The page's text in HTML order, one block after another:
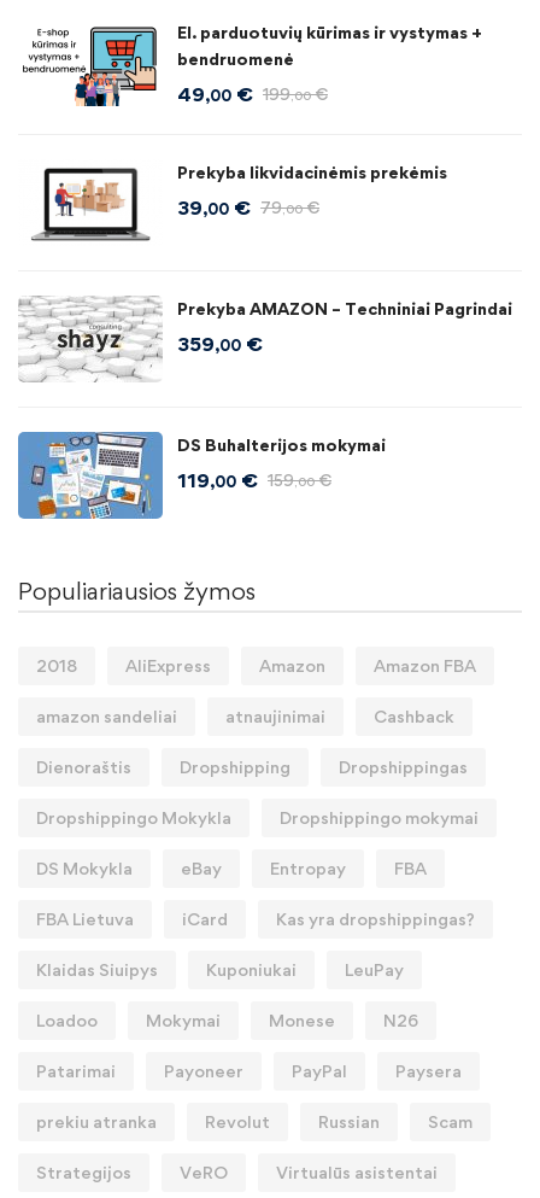
El. parduotuvių kūrimas ir vystymas +
bendruomenė
49,00 € 199,00 €
Prekyba likvidacinėmis prekėmis
39,00 € 79,00 €
Prekyba AMAZON – Techniniai Pagrindai
359,00 €
DS Buhalterijos mokymai
119,00 € 159,00 €
Populiariausios žymos
2018 AliExpress Amazon Amazon FBA
amazon sandeliai atnaujinimai Cashback
Dienoraštis Dropshipping Dropshippingas
Dropshippingo Mokykla Dropshippingo mokymai
DS Mokykla eBay Entropay FBA
FBA Lietuva iCard Kas yra dropshippingas?
Klaidas Siuipys Kuponiukai LeuPay
Loadoo Mokymai Monese N26
Patarimai Payoneer PayPal Paysera
prekiu atranka Revolut Russian Scam
Strategijos VeRO Virtualūs asistentai